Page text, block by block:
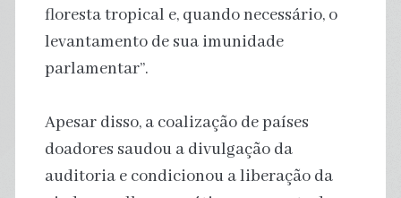
floresta tropical e, quando necessário, o
levantamento de sua imunidade
parlamentar”.
Apesar disso, a coalização de países
doadores saudou a divulgação da
auditoria e condicionou a liberação da